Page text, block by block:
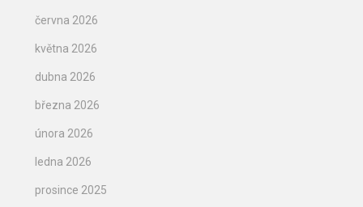
června 2026
května 2026
dubna 2026
března 2026
února 2026
ledna 2026
prosince 2025